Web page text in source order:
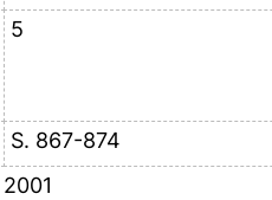
5
S. 867-874
2001